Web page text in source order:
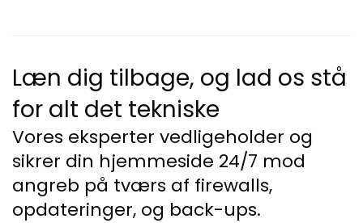
Læn dig tilbage, og lad os stå
for alt det tekniske
Vores eksperter vedligeholder og
sikrer din hjemmeside 24/7 mod
angreb på tværs af firewalls,
opdateringer, og back-ups.